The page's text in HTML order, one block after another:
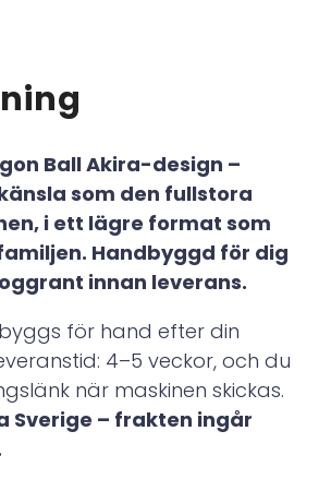
Ball Akira-design –
som den fullstora
i ett lägre format som
Handbyggd för dig
innan leverans.
för hand efter din
4–5 veckor, och du
när maskinen skickas.
Sverige – frakten ingår